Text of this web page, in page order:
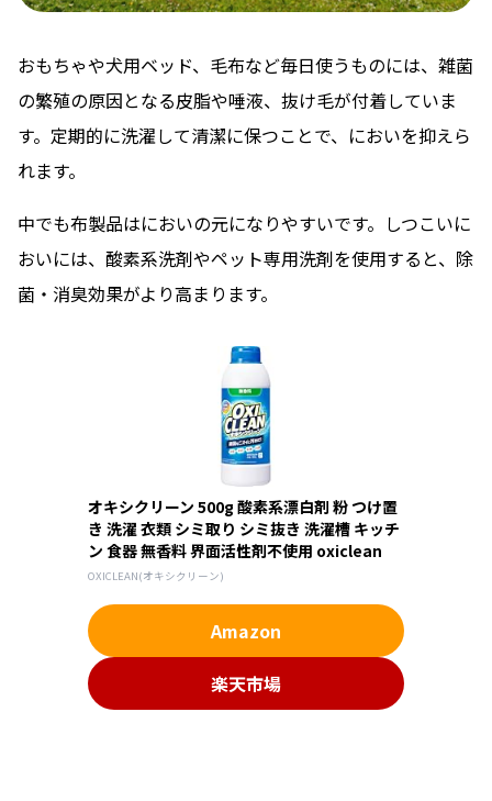
おもちゃや犬用ベッド、毛布など毎日使うものには、雑菌
の繁殖の原因となる皮脂や唾液、抜け毛が付着していま
す。定期的に洗濯して清潔に保つことで、においを抑えら
れます。
中でも布製品はにおいの元になりやすいです。しつこいに
おいには、酸素系洗剤やペット専用洗剤を使用すると、除
菌・消臭効果がより高まります。
オキシクリーン 500g 酸素系漂白剤 粉 つけ置
き 洗濯 衣類 シミ取り シミ抜き 洗濯槽 キッチ
ン 食器 無香料 界面活性剤不使用 oxiclean
OXICLEAN(オキシクリーン)
Amazon
楽天市場